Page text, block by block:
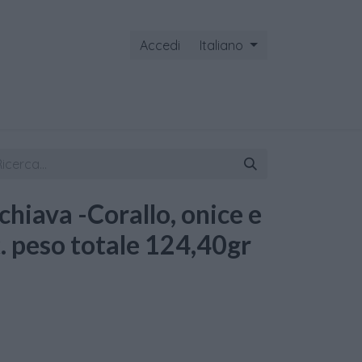
Accedi Italiano
-Corallo, onice e
peso totale 124,40gr